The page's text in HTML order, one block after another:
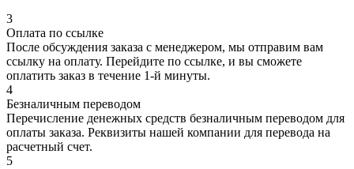
3
Оплата по ссылке
После обсуждения заказа с менеджером, мы отправим вам
ссылку на оплату. Перейдите по ссылке, и вы сможете
оплатить заказ в течение 1-й минуты.
4
Безналичным переводом
Перечисление денежных средств безналичным переводом для
оплаты заказа. Реквизиты нашей компании для перевода на
расчетный счет.
5